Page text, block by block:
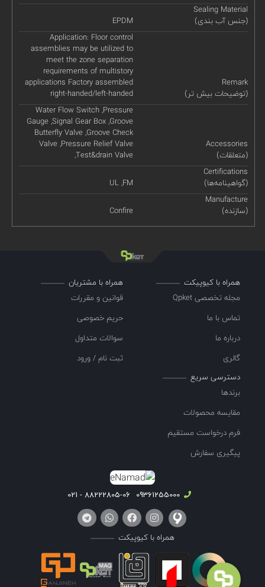
Sealing Material
(جنس آب بندی)
EPDM
Remark
(توضیحات بیش تر)
Application: Floor control
assemblies may be utilized to
meet the zone separation
requirements of multistory
applications Factory assembled
right-handed/left-handed
Accessories
(متعلقات)
Water Flow Switch ,Pressure
Gauge ,Signal Gear Box ,Groove
Butterfly Valve ,Groove Check
Valve ,Pressure Relief Valve
,Test&drain Valve
Certifications
(گواهینامه‌ها)
UL ,FM
Manufacture
(سازنده)
Confire
همراه با کیوپیکت
مجله تخصصی Qpket
تماس با ما
درباره ما
گالری
همراه با مشتریان
قوانین و مقررات
حریم خصوصی
سوالات متداول
ثبت نام / ورود
دسترسی سریع
برندها
مقایسه محصولات
فرم درخواست مستقیم
پیگیری سفارش
09361255000
88222805-06 - 021
همراه با کیوپیکت